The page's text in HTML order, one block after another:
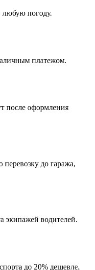
любую погоду.
платежом.
после оформления
до гаража,
экипажей водителей.
до 20% дешевле,